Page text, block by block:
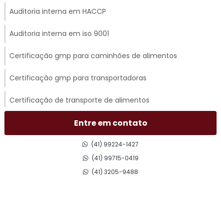
Auditoria interna em HACCP
Auditoria interna em iso 9001
Certificação gmp para caminhões de alimentos
Certificação gmp para transportadoras
Certificação de transporte de alimentos
Certificado gmp para transporte rodoviário
Consultoria em acompanhamento de auditoria externa
Consultoria em adequação para acreditação na iso 17025
Entre em contato
(41) 99224-1427
(41) 99715-0419
(41) 3205-9488